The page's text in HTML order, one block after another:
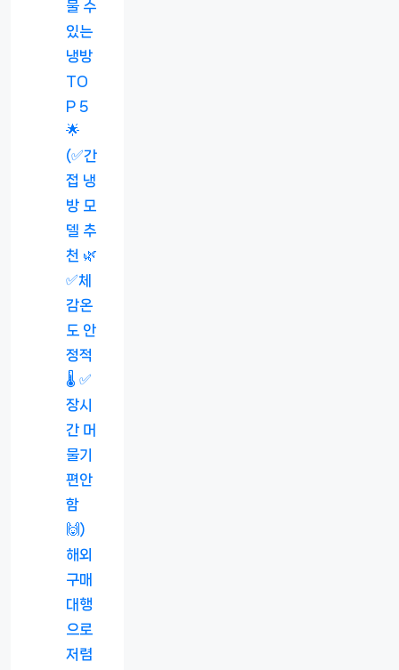
물 수
있는
냉방
TO
P 5
🌟
(✅간
접 냉
방 모
델 추
천 🌿
✅체
감온
도 안
정적
🌡️ ✅
장시
간 머
물기
편안
함
🙌)
해외
구매
대행
으로
저렴